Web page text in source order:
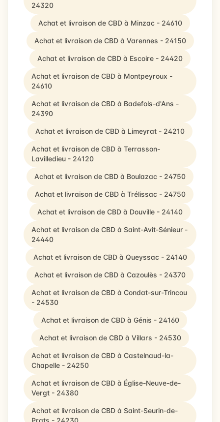
24320
Achat et livraison de CBD à Minzac - 24610
Achat et livraison de CBD à Varennes - 24150
Achat et livraison de CBD à Escoire - 24420
Achat et livraison de CBD à Montpeyroux -
24610
Achat et livraison de CBD à Badefols-d'Ans -
24390
Achat et livraison de CBD à Limeyrat - 24210
Achat et livraison de CBD à Terrasson-
Lavilledieu - 24120
Achat et livraison de CBD à Boulazac - 24750
Achat et livraison de CBD à Trélissac - 24750
Achat et livraison de CBD à Douville - 24140
Achat et livraison de CBD à Saint-Avit-Sénieur -
24440
Achat et livraison de CBD à Queyssac - 24140
Achat et livraison de CBD à Cazoulès - 24370
Achat et livraison de CBD à Condat-sur-Trincou
- 24530
Achat et livraison de CBD à Génis - 24160
Achat et livraison de CBD à Villars - 24530
Achat et livraison de CBD à Castelnaud-la-
Chapelle - 24250
Achat et livraison de CBD à Église-Neuve-de-
Vergt - 24380
Achat et livraison de CBD à Saint-Seurin-de-
Prats - 24230